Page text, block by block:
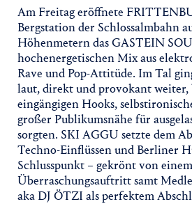
Am Freitag eröffnete
Bergstation der Schlossalmbahn
Höhenmetern das GASTEIN
hochenergetischen Mix aus
Rave und Pop-Attitüde. Im Tal
laut, direkt und provokant weiter,
eingängigen Hooks,
großer Publikumsnähe für
sorgten. SKI AGGU setzte dem
Techno-Einflüssen und Berliner
Schlusspunkt – gekrönt von
Überraschungsauftritt samt
aka DJ ÖTZI als perfektem